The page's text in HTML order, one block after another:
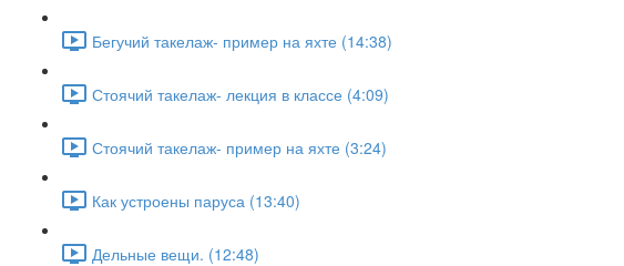
Бегучий такелаж- пример на яхте (14:38)
Стоячий такелаж- лекция в классе (4:09)
Стоячий такелаж- пример на яхте (3:24)
Как устроены паруса (13:40)
Дельные вещи. (12:48)